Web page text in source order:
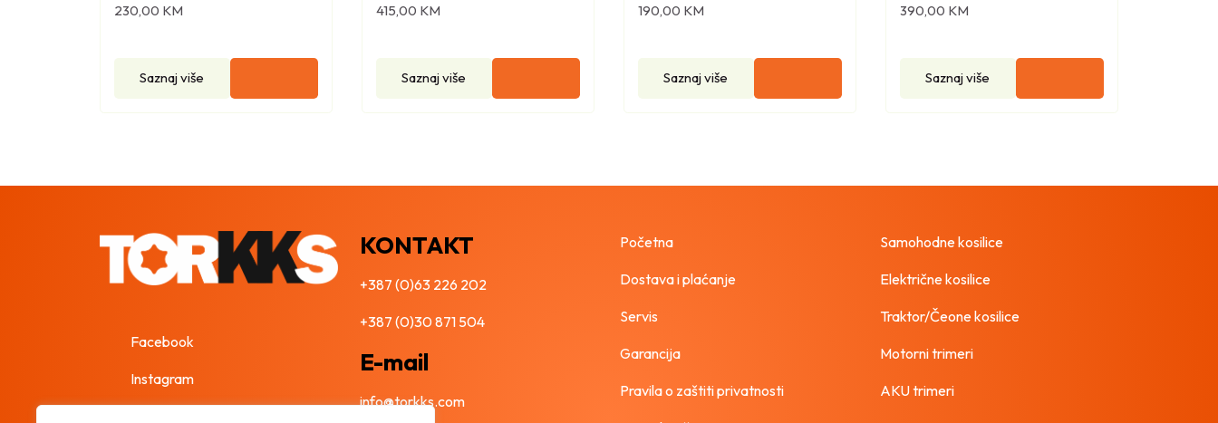
230,00 KM
Saznaj više
415,00 KM
Saznaj više
190,00 KM
Saznaj više
390,00 KM
Saznaj više
Facebook
Instagram
KONTAKT
+387 (0)63 226 202
+387 (0)30 871 504
E-mail
info@torkks.com
Početna
Dostava i plaćanje
Servis
Garancija
Pravila o zaštiti privatnosti
Samohodne kosilice
Električne kosilice
Traktor/Čeone kosilice
Motorni trimeri
AKU trimeri